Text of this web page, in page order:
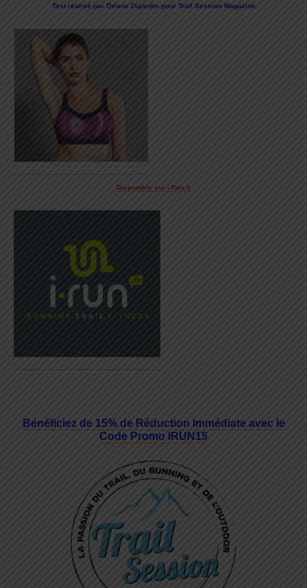
Test réalisé par Oriane Dujardin pour Trail Session Magazine
Disponible sur i-Run.fr
Bénéficiez de 15% de Réduction Immédiate avec le
Code Promo IRUN15